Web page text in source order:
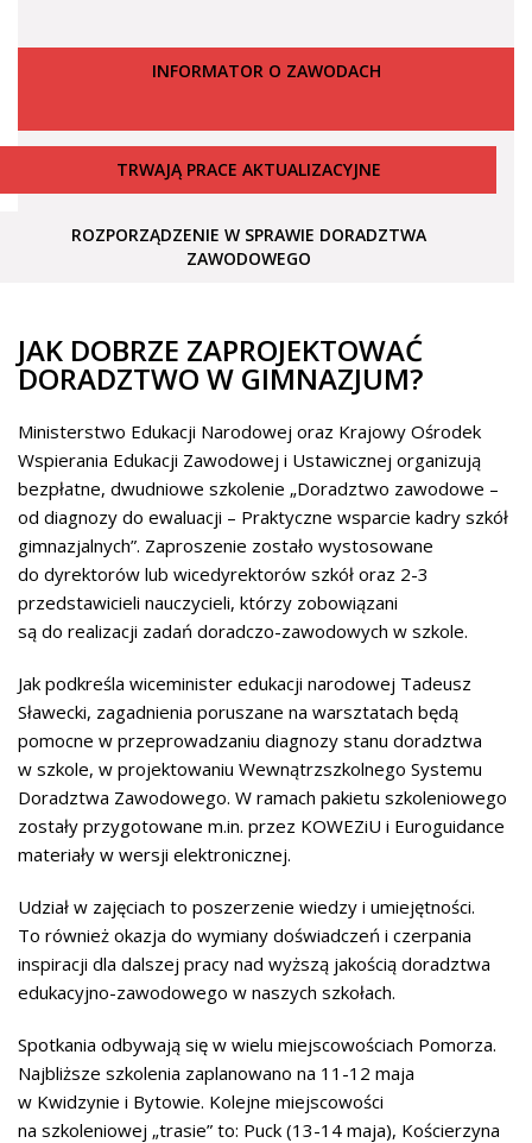
INFORMATOR O ZAWODACH
TRWAJĄ PRACE AKTUALIZACYJNE
ROZPORZĄDZENIE W SPRAWIE DORADZTWA
ZAWODOWEGO
JAK DOBRZE ZAPROJEKTOWAĆ
DORADZTWO W GIMNAZJUM?
Ministerstwo Edukacji Narodowej oraz Krajowy Ośrodek
Wspierania Edukacji Zawodowej i Ustawicznej organizują
bezpłatne, dwudniowe szkolenie „Doradztwo zawodowe –
od diagnozy do ewaluacji – Praktyczne wsparcie kadry szkół
gimnazjalnych”. Zaproszenie zostało wystosowane
do dyrektorów lub wicedyrektorów szkół oraz 2-3
przedstawicieli nauczycieli, którzy zobowiązani
są do realizacji zadań doradczo-zawodowych w szkole.
Jak podkreśla wiceminister edukacji narodowej Tadeusz
Sławecki, zagadnienia poruszane na warsztatach będą
pomocne w przeprowadzaniu diagnozy stanu doradztwa
w szkole, w projektowaniu Wewnątrzszkolnego Systemu
Doradztwa Zawodowego. W ramach pakietu szkoleniowego
zostały przygotowane m.in. przez KOWEZiU i Euroguidance
materiały w wersji elektronicznej.
Udział w zajęciach to poszerzenie wiedzy i umiejętności.
To również okazja do wymiany doświadczeń i czerpania
inspiracji dla dalszej pracy nad wyższą jakością doradztwa
edukacyjno-zawodowego w naszych szkołach.
Spotkania odbywają się w wielu miejscowościach Pomorza.
Najbliższe szkolenia zaplanowano na 11-12 maja
w Kwidzynie i Bytowie. Kolejne miejscowości
na szkoleniowej „trasie” to: Puck (13-14 maja), Kościerzyna